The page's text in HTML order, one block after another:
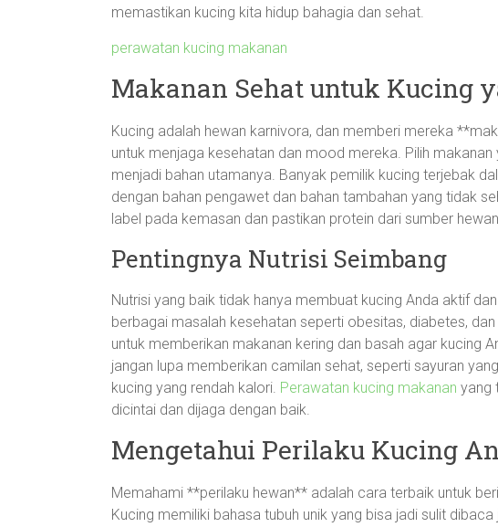
memastikan kucing kita hidup bahagia dan sehat.
perawatan kucing makanan
Makanan Sehat untuk Kucing
Kucing adalah hewan karnivora, dan memberi mereka
untuk menjaga kesehatan dan mood mereka. Pilih
menjadi bahan utamanya. Banyak pemilik kucing terjebak
dengan bahan pengawet dan bahan tambahan yang tidak
label pada kemasan dan pastikan protein dari sumber
Pentingnya Nutrisi Seimbang
Nutrisi yang baik tidak hanya membuat kucing Anda aktif
berbagai masalah kesehatan seperti obesitas, diabetes,
untuk memberikan makanan kering dan basah agar kucing
jangan lupa memberikan camilan sehat, seperti sayuran
kucing yang rendah kalori. Perawatan kucing makanan yang
dicintai dan dijaga dengan baik.
Mengetahui Perilaku Kucing
Memahami **perilaku hewan** adalah cara terbaik untuk
Kucing memiliki bahasa tubuh unik yang bisa jadi sulit